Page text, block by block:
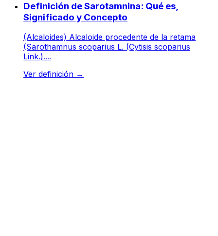
Definición de Sarotamnina: Qué es,
Significado y Concepto
(Alcaloides) Alcaloide procedente de la retama
(Sarothamnus scoparius L. (Cytisis scoparius
Link.)....
Ver definición →